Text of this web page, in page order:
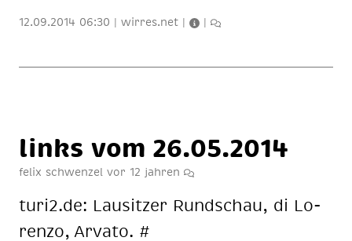
12.09.2014 06:30 | wirres.net | |
links vom 26.05.2014
felix schwenzel vor 12 jahren
turi2.de: Lau­sit­zer Rund­schau, di Lo­
ren­zo, Ar­va­to. #